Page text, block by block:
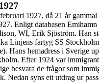
1927, då 21 år
Enligt databasen
WI, Erik Sjöström. Han
Linjens fartyg SS Stockholm
Hans hemadress i Sverige
Efter 1924 var
besvara de frågor som
Nedan syns ett utdrag ur